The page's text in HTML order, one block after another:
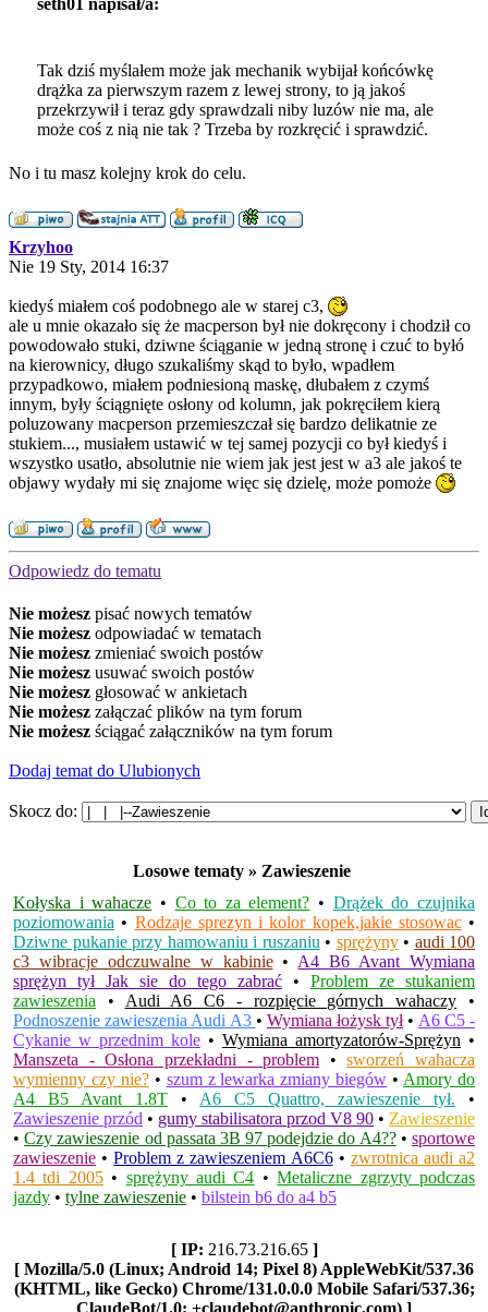
seth01 napisał/a:
Tak dziś myślałem może jak mechanik wybijał końcówkę
drążka za pierwszym razem z lewej strony, to ją jakoś
przekrzywił i teraz gdy sprawdzali niby luzów nie ma, ale
może coś z nią nie tak ? Trzeba by rozkręcić i sprawdzić.
No i tu masz kolejny krok do celu.
Krzyhoo
Nie 19 Sty, 2014 16:37
kiedyś miałem coś podobnego ale w starej c3,
ale u mnie okazało się że macperson był nie dokręcony i chodził co
powodowało stuki, dziwne ściąganie w jedną stronę i czuć to byłó
na kierownicy, długo szukaliśmy skąd to było, wpadłem
przypadkowo, miałem podniesioną maskę, dłubałem z czymś
innym, były ściągnięte osłony od kolumn, jak pokręciłem kierą
poluzowany macperson przemieszczał się bardzo delikatnie ze
stukiem..., musiałem ustawić w tej samej pozycji co był kiedyś i
wszystko usatło, absolutnie nie wiem jak jest jest w a3 ale jakoś te
objawy wydały mi się znajome więc się dzielę, może pomoże
Odpowiedz do tematu
Nie możesz pisać nowych tematów
Nie możesz odpowiadać w tematach
Nie możesz zmieniać swoich postów
Nie możesz usuwać swoich postów
Nie możesz głosować w ankietach
Nie możesz załączać plików na tym forum
Nie możesz ściągać załączników na tym forum
Dodaj temat do Ulubionych
Skocz do:
Losowe tematy » Zawieszenie
Kołyska i wahacze • Co to za element? • Drążek do czujnika
poziomowania • Rodzaje sprezyn i kolor kopek,jakie stosowac•
Dziwne pukanie przy hamowaniu i ruszaniu • sprężyny• audi 100
c3 wibracje odczuwalne w kabinie• A4 B6 Avant Wymiana
sprężyn tył Jak sie do tego zabrać • Problem ze stukaniem
zawieszenia • Audi A6 C6 - rozpięcie górnych wahaczy •
Podnoszenie zawieszenia Audi A3 • Wymiana łożysk tył• A6 C5 -
Cykanie w przednim kole • Wymiana amortyzatorów-Sprężyn •
Manszeta - Osłona przekładni - problem •sworzeń wahacza
wymienny czy nie?• szum z lewarka zmiany biegów • Amory do
A4 B5 Avant 1.8T • A6 C5 Quattro, zawieszenie tył. •
Zawieszenie przód • gumy stabilisatora przod V8 90 • Zawieszenie
•Czy zawieszenie od passata 3B 97 podejdzie do A4??•sportowe
zawieszenie •Problem z zawieszeniem A6C6• zwrotnica audi a2
1.4 tdi 2005• sprężyny audi C4 •Metaliczne zgrzyty podczas
jazdy • tylne zawieszenie • bilstein b6 do a4 b5
[ IP: 216.73.216.65 ]
[ Mozilla/5.0 (Linux; Android 14; Pixel 8) AppleWebKit/537.36
(KHTML, like Gecko) Chrome/131.0.0.0 Mobile Safari/537.36;
ClaudeBot/1.0; +claudebot@anthropic.com) ]